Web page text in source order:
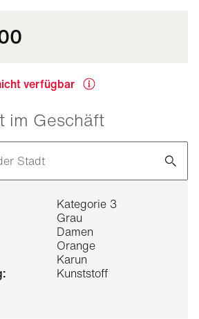
Kategorie 3
Grau
Damen
Orange
Karun
Kunststoff
verfügbar
im Geschäft
Stadt